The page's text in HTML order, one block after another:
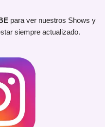
para ver nuestros Shows y
siempre actualizado.